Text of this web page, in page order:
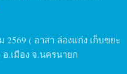
( อาสา ล่องแก่ง เก็บขยะ
.เมือง จ.นครนายก